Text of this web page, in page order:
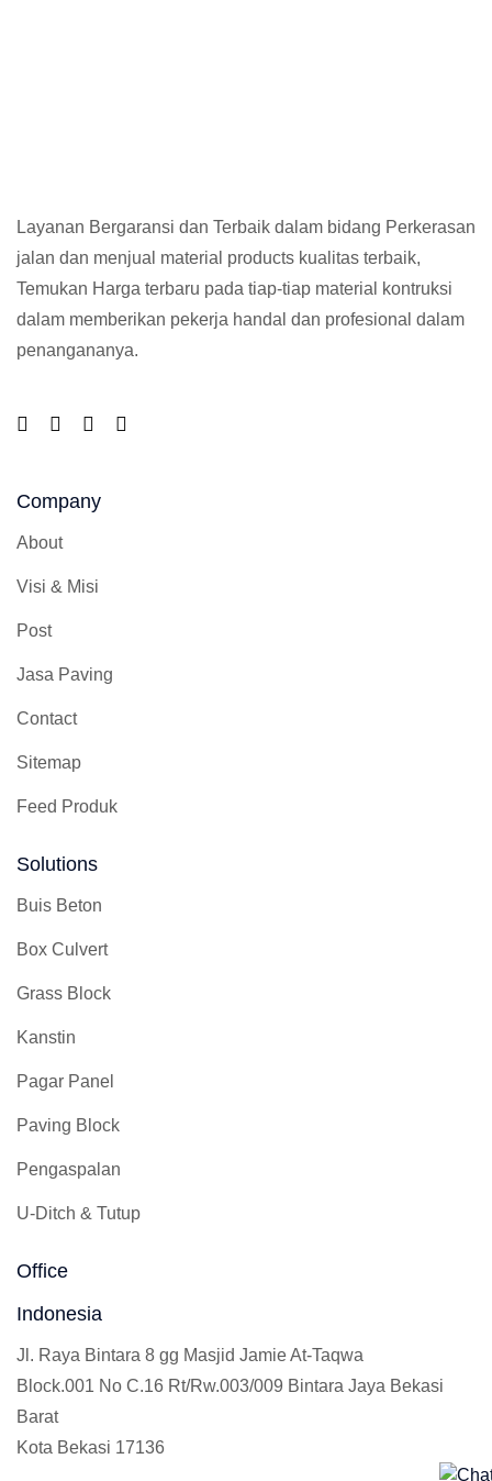
Layanan Bergaransi dan Terbaik dalam bidang Perkerasan
jalan dan menjual material products kualitas terbaik,
Temukan Harga terbaru pada tiap-tiap material kontruksi
dalam memberikan pekerja handal dan profesional dalam
penangananya.
Company
About
Visi & Misi
Post
Jasa Paving
Contact
Sitemap
Feed Produk
Solutions
Buis Beton
Box Culvert
Grass Block
Kanstin
Pagar Panel
Paving Block
Pengaspalan
U-Ditch & Tutup
Office
Indonesia
Jl. Raya Bintara 8 gg Masjid Jamie At-Taqwa
Block.001 No C.16 Rt/Rw.003/009 Bintara Jaya Bekasi
Barat
Kota Bekasi 17136